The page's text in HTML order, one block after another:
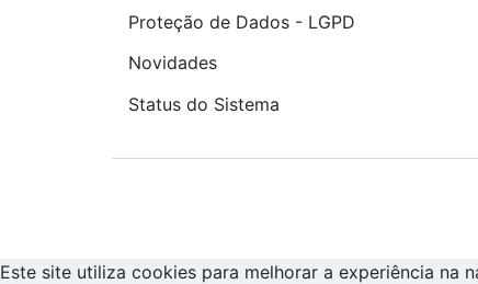
Proteção de Dados - LGPD
Novidades
Status do Sistema
Este site utiliza cookies para melhorar a experiência na